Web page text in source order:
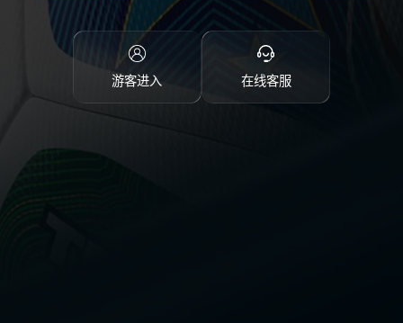
游客进入 在线客服